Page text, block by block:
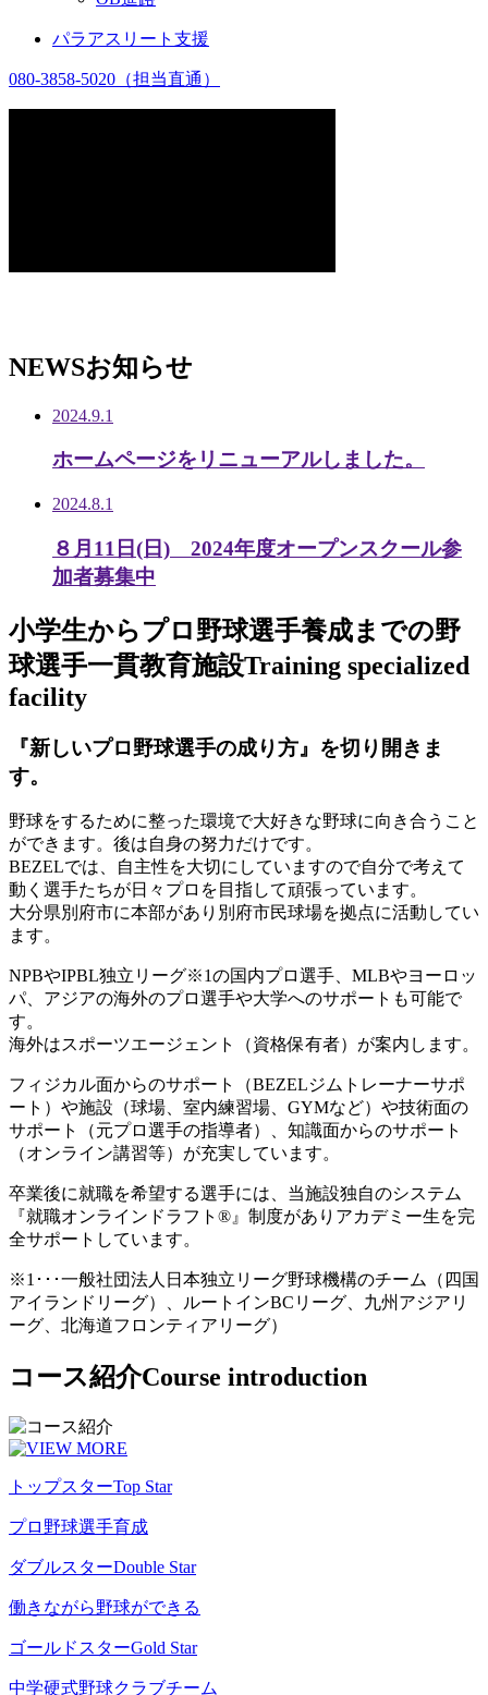
パラアスリート支援
080-3858-5020 （担当直通）
NEWSお知らせ
2024.9.1
ホームページをリニューアルしました。
2024.8.1
８月11日(日) 2024年度オープンスクール参
加者募集中
小学生からプロ野球選手養成までの野
球選手一貫教育施設Training specialized
facility
『新しいプロ野球選手の成り方』を切り開きま
す。
野球をするために整った環境で大好きな野球に向き合うこと
ができます。後は自身の努力だけです。
BEZELでは、自主性を大切にしていますので自分で考えて
動く選手たちが日々プロを目指して頑張っています。
大分県別府市に本部があり別府市民球場を拠点に活動してい
ます。
NPBやIPBL独立リーグ※1の国内プロ選手、MLBやヨーロッ
パ、アジアの海外のプロ選手や大学へのサポートも可能で
す。
海外はスポーツエージェント（資格保有者）が案内します。
フィジカル面からのサポート（BEZELジムトレーナーサポ
ート）や施設（球場、室内練習場、GYMなど）や技術面の
サポート（元プロ選手の指導者）、知識面からのサポート
（オンライン講習等）が充実しています。
卒業後に就職を希望する選手には、当施設独自のシステム
『就職オンラインドラフト®』制度がありアカデミー生を完
全サポートしています。
※1･･･一般社団法人日本独立リーグ野球機構のチーム（四国
アイランドリーグ）、ルートインBCリーグ、九州アジアリ
ーグ、北海道フロンティアリーグ）
コース紹介Course introduction
トップスターTop Star
プロ野球選手育成
ダブルスターDouble Star
働きながら野球ができる
ゴールドスターGold Star
中学硬式野球クラブチーム